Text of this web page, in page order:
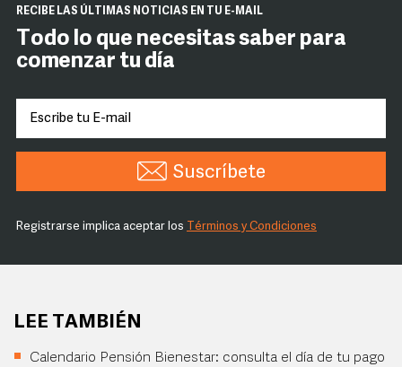
RECIBE LAS ÚLTIMAS NOTICIAS EN TU E-MAIL
Todo lo que necesitas saber para
comenzar tu día
Suscríbete
Registrarse implica aceptar los Términos y Condiciones
LEE TAMBIÉN
Calendario Pensión Bienestar: consulta el día de tu pago